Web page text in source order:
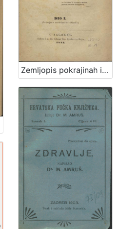
Zemljopis pokrajinah ilirskih iliti Ogledalo zemlje, na kojoj pribiva narod ilirsko-slavjanski sa opisanjem berdah, potokah, gradovah i znatniih mestah polag sadanjeg stališa, s kratkim dogodopisnim dodatkom i priloženim krajobrazom iliti mapom / od Dragutina Seljana